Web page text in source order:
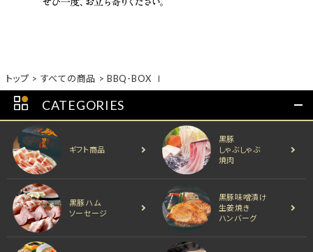
トップ すべての商品 BBQ-BOX Ⅰ
CATEGORIES
ギフト商品
黒豚
しゃぶしゃぶ
焼肉
黒豚ハム
ソーセージ
黒豚味噌漬け
生姜焼き
ハンバーグ